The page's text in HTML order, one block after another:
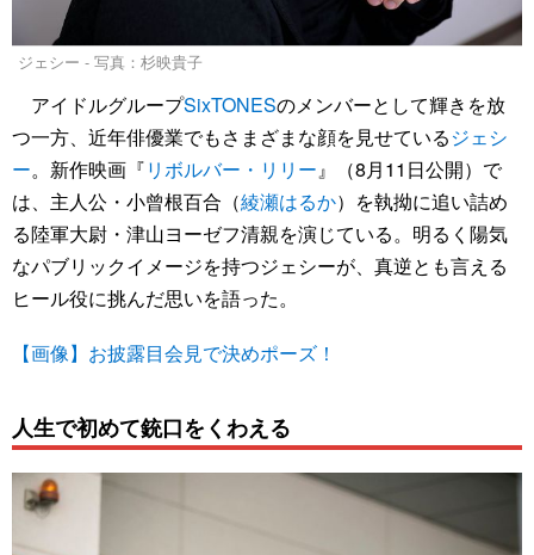
ジェシー - 写真：杉映貴子
アイドルグループSixTONESのメンバーとして輝きを放
つ一方、近年俳優業でもさまざまな顔を見せているジェシ
ー。新作映画『リボルバー・リリー 』（8月11日公開）で
は、主人公・小曾根百合（綾瀬はるか）を執拗に追い詰め
る陸軍大尉・津山ヨーゼフ清親を演じている。明るく陽気
なパブリックイメージを持つジェシーが、真逆とも言える
ヒール役に挑んだ思いを語った。
【画像】お披露目会見で決めポーズ！
人生で初めて銃口をくわえる